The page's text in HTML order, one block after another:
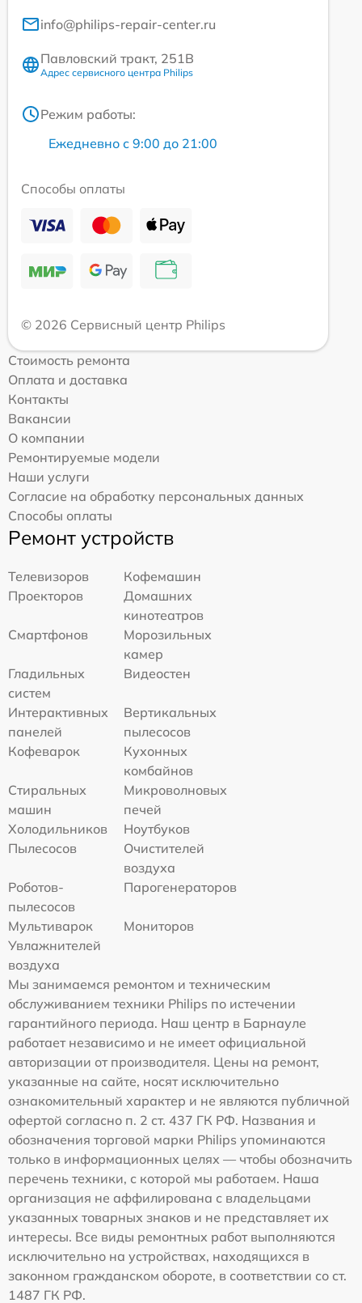
info@philips-repair-center.ru
Павловский тракт, 251В
Адрес сервисного центра Philips
Режим работы:
Ежедневно с 9:00 до 21:00
Способы оплаты
© 2026 Сервисный центр Philips
Стоимость ремонта
Оплата и доставка
Контакты
Вакансии
О компании
Ремонтируемые модели
Наши услуги
Согласие на обработку персональных данных
Способы оплаты
Ремонт устройств
Телевизоров
Кофемашин
Проекторов
Домашних
кинотеатров
Смартфонов
Морозильных
камер
Гладильных
систем
Видеостен
Интерактивных
панелей
Вертикальных
пылесосов
Кофеварок
Кухонных
комбайнов
Стиральных
машин
Микроволновых
печей
Холодильников
Ноутбуков
Пылесосов
Очистителей
воздуха
Роботов-
пылесосов
Парогенераторов
Мультиварок
Мониторов
Увлажнителей
воздуха
Мы занимаемся ремонтом и техническим
обслуживанием техники Philips по истечении
гарантийного периода. Наш центр в Барнауле
работает независимо и не имеет официальной
авторизации от производителя. Цены на ремонт,
указанные на сайте, носят исключительно
ознакомительный характер и не являются публичной
офертой согласно п. 2 ст. 437 ГК РФ. Названия и
обозначения торговой марки Philips упоминаются
только в информационных целях — чтобы обозначить
перечень техники, с которой мы работаем. Наша
организация не аффилирована с владельцами
указанных товарных знаков и не представляет их
интересы. Все виды ремонтных работ выполняются
исключительно на устройствах, находящихся в
законном гражданском обороте, в соответствии со ст.
1487 ГК РФ.